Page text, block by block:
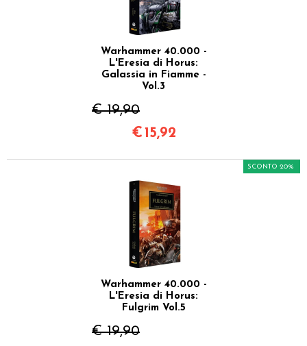
Warhammer 40.000 -
L'Eresia di Horus:
Galassia in Fiamme -
Vol.3
€ 19,90
€ 15,92
Warhammer 40.000 -
L'Eresia di Horus:
Fulgrim Vol.5
€ 19,90
SCONTO 20%